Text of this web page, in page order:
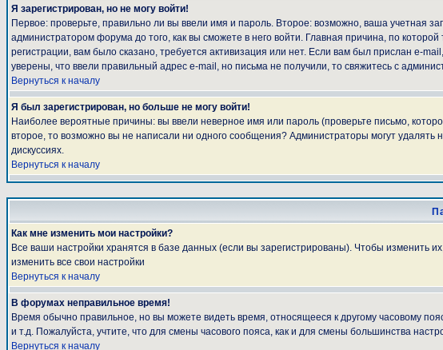
Я зарегистрирован, но не могу войти!
Первое: проверьте, правильно ли вы ввели имя и пароль. Второе: возможно, ваша учетная
администратором форума до того, как вы сможете в него войти. Главная причина, по
регистрации, вам было сказано, требуется активизация или нет. Если вам был прислан e-
уверены, что ввели правильный адрес e-mail, но письма не получили, то свяжитесь с
Вернуться к началу
Я был зарегистрирован, но больше не могу войти!
Наиболее вероятные причины: вы ввели неверное имя или пароль (проверьте письмо,
второе, то возможно вы не написали ни одного сообщения? Администраторы могут
дискуссиях.
Вернуться к началу
Как мне изменить мои настройки?
Все ваши настройки хранятся в базе данных (если вы зарегистрированы). Чтобы изменить
изменить все свои настройки
Вернуться к началу
В форумах неправильное время!
Время обычно правильное, но вы можете видеть время, относящееся к другому часовому
и т.д. Пожалуйста, учтите, что для смены часового пояса, как и для смены большинства
Вернуться к началу